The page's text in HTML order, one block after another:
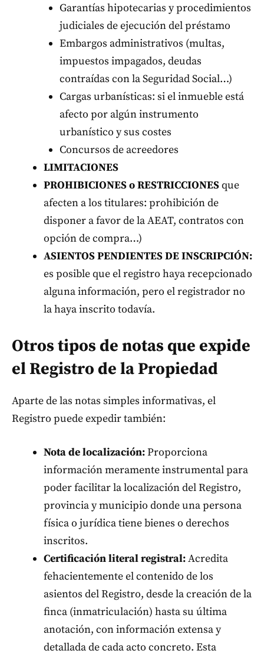
Garantías hipotecarias y procedimientos
judiciales de ejecución del préstamo
Embargos administrativos (multas,
impuestos impagados, deudas
contraídas con la Seguridad Social…)
Cargas urbanísticas: si el inmueble está
afecto por algún instrumento
urbanístico y sus costes
Concursos de acreedores
LIMITACIONES
PROHIBICIONES o RESTRICCIONESque
afecten a los titulares: prohibición de
disponer a favor de la AEAT, contratos con
opción de compra…)
ASIENTOS PENDIENTES DE INSCRIPCIÓN:
es posible que el registro haya recepcionado
alguna información, pero el registrador no
la haya inscrito todavía.
Otros tipos de notas que expide
el Registro de la Propiedad
Aparte de las notas simples informativas, el
Registro puede expedir también:
Nota de localización:Proporciona
información meramente instrumental para
poder facilitar la localización del Registro,
provincia y municipio donde una persona
física o jurídica tiene bienes o derechos
inscritos.
Certificación literal registral:Acredita
fehacientemente el contenido de los
asientos del Registro, desde la creación de la
finca (inmatriculación) hasta su última
anotación, con información extensa y
detallada de cada acto concreto. Esta